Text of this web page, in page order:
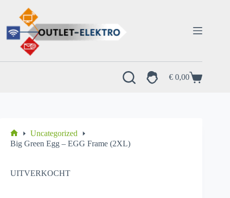
inhoud
Winkelwagen
€ 0,00
Home
Uncategorized
Big Green Egg – EGG Frame (2XL)
UITVERKOCHT